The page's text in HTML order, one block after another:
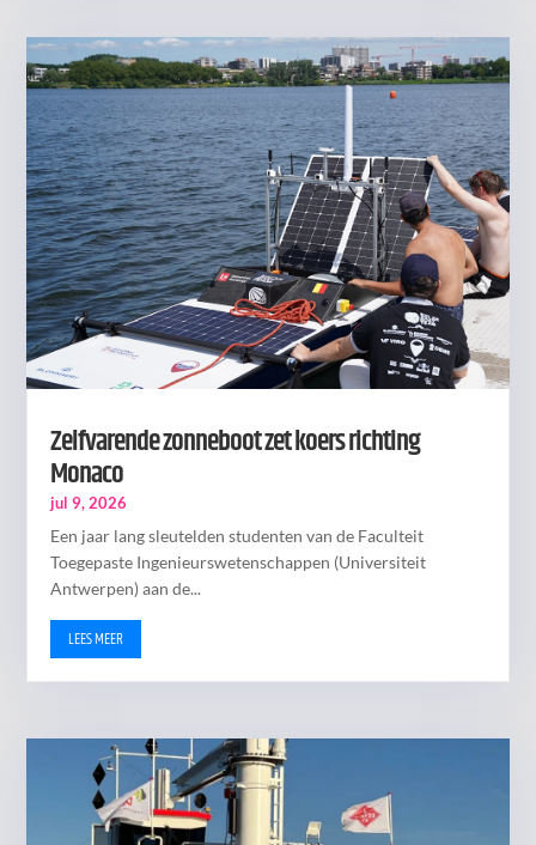
Zelfvarende zonneboot zet koers richting
Monaco
jul 9, 2026
Een jaar lang sleutelden studenten van de Faculteit
Toegepaste Ingenieurswetenschappen (Universiteit
Antwerpen) aan de...
LEES MEER